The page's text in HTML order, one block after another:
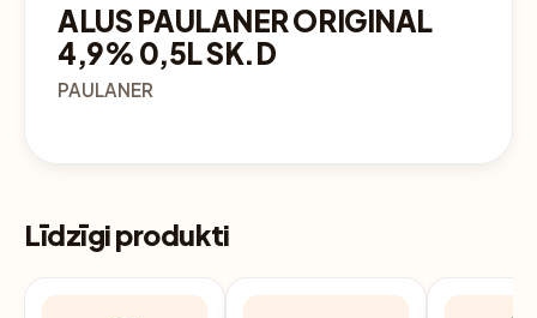
ALUS PAULANER ORIGINAL
4,9% 0,5L SK.D
PAULANER
Līdzīgi produkti